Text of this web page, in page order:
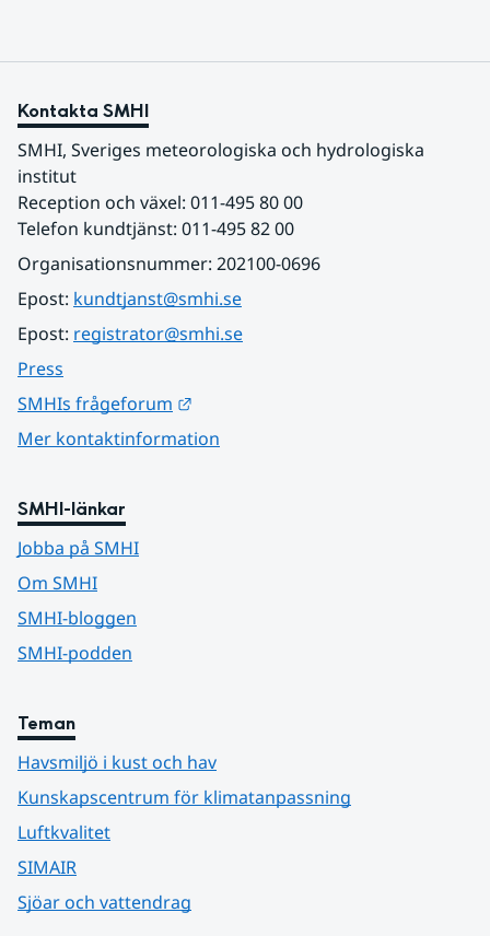
Kontakta SMHI
SMHI, Sveriges meteorologiska och hydrologiska
institut
Reception och växel: 011-495 80 00
Telefon kundtjänst: 011-495 82 00
Organisationsnummer: 202100-0696
Epost: kundtjanst@smhi.se
Epost: registrator@smhi.se
Press
SMHIs frågeforum
Mer kontaktinformation
SMHI-länkar
Jobba på SMHI
Om SMHI
SMHI-bloggen
SMHI-podden
Teman
Havsmiljö i kust och hav
Kunskapscentrum för klimatanpassning
Luftkvalitet
SIMAIR
Sjöar och vattendrag